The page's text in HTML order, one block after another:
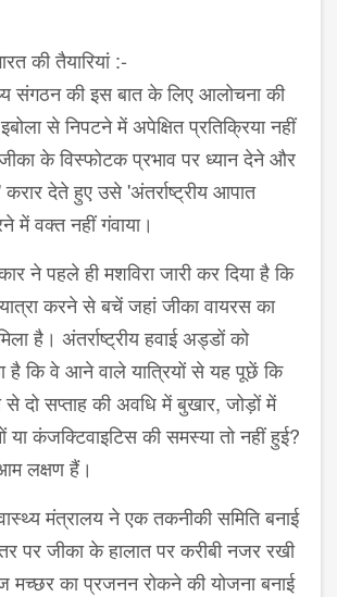
की तैयारियां :-
संगठन की इस बात के लिए आलोचना की
से निपटने में अपेक्षित प्रतिक्रिया नहीं
के विस्फोटक प्रभाव पर ध्यान देने और
देते हुए उसे 'अंतर्राष्ट्रीय आपात
में वक्त नहीं गंवाया।
ने पहले ही मशविरा जारी कर दिया है कि
करने से बचें जहां जीका वायरस का
है। अंतर्राष्ट्रीय हवाई अड्डों को
है कि वे आने वाले यात्रियों से यह पूछें कि
से दो सप्ताह की अवधि में बुखार, जोड़ों में
या कंजक्टिवाइटिस की समस्या तो नहीं हुई?
लक्षण हैं।
मंत्रालय ने एक तकनीकी समिति बनाई
पर जीका के हालात पर करीबी नजर रखी
का प्रजनन रोकने की योजना बनाई